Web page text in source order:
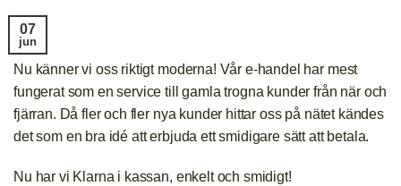
07
jun
Nu känner vi oss riktigt moderna! Vår e-handel har mest
fungerat som en service till gamla trogna kunder från när och
fjärran. Då fler och fler nya kunder hittar oss på nätet kändes
det som en bra idé att erbjuda ett smidigare sätt att betala.
Nu har vi Klarna i kassan, enkelt och smidigt!